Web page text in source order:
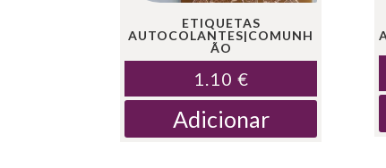
ETIQUETAS
AUTOCOLANTES|COMUNH
ÃO
1.10 €
Adicionar